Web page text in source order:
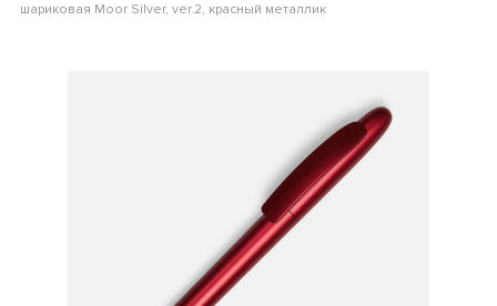
шариковая Moor Silver, ver.2, красный металлик